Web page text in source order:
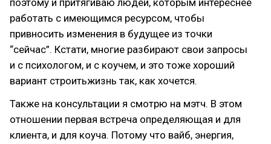
поэтому и притягиваю людей, которым интереснее
работать с имеющимся ресурсом, чтобы
привносить изменения в будущее из точки
“сейчас”. Кстати, многие разбирают свои запросы
и с психологом, и с коучем, и это тоже хороший
вариант строитьжизнь так, как хочется.
Также на консультации я смотрю на мэтч. В этом
отношении первая встреча определяющая и для
клиента, и для коуча. Потому что вайб, энергия,